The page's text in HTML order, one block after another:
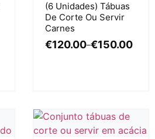
(6 Unidades) Tábuas
De Corte Ou Servir
Carnes
€120.00–€150.00